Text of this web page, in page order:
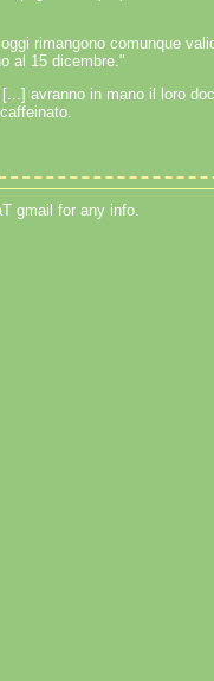
rimangono comunque
al 15 dicembre."
avranno in mano il loro
gmail for any info.